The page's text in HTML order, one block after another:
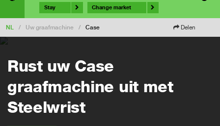
Stay Change market
NL / Uw graafmachine / Case Delen
Rust uw Case
graafmachine uit met
Steelwrist